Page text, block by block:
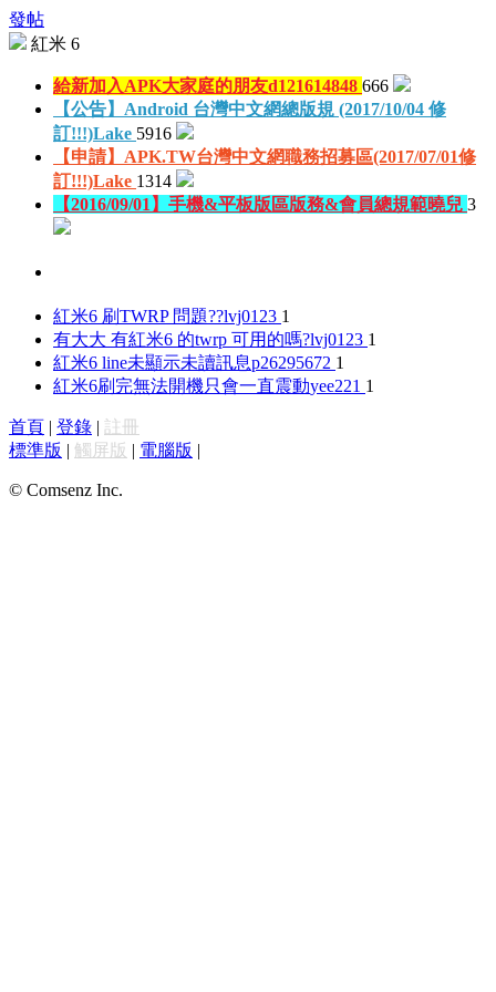
發帖
紅米 6
給新加入APK大家庭的朋友d121614848 666
【公告】Android 台灣中文網總版規 (2017/10/04 修
訂!!!)Lake 5916
【申請】APK.TW台灣中文網職務招募區(2017/07/01修
訂!!!)Lake 1314
【2016/09/01】手機&平板版區版務&會員總規範曉兒 3
紅米6 刷TWRP 問題??lvj0123 1
有大大 有紅米6 的twrp 可用的嗎?lvj0123 1
紅米6 line未顯示未讀訊息p26295672 1
紅米6刷完無法開機只會一直震動yee221 1
首頁 | 登錄 | 註冊
標準版 | 觸屏版 | 電腦版 |
© Comsenz Inc.